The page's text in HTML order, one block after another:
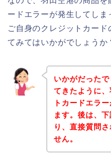
ードエラーが発生してし
ご自身のクレジットカー
てみてはいかがでしょうか
いかがだった
てきたように
トカードエラ
ます。後は、
り、直接質問
せん。